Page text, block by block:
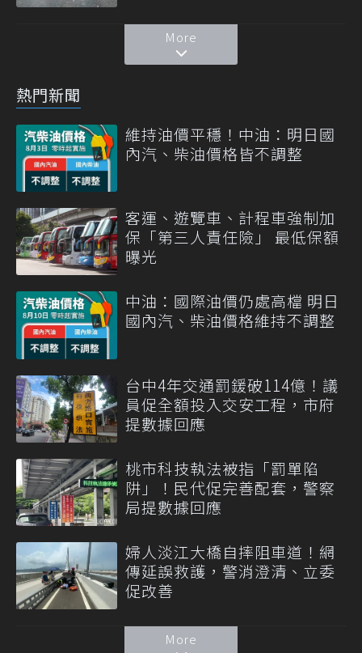
More
熱門新聞
維持油價平穩！中油：明日國
內汽、柴油價格皆不調整
客運、遊覽車、計程車強制加
保「第三人責任險」 最低保額
曝光
中油：國際油價仍處高檔 明日
國內汽、柴油價格維持不調整
台中4年交通罰鍰破114億！議
員促全額投入交安工程，市府
提數據回應
桃市科技執法被指「罰單陷
阱」！民代促完善配套，警察
局提數據回應
婦人淡江大橋自摔阻車道！網
傳延誤救護，警消澄清、立委
促改善
More